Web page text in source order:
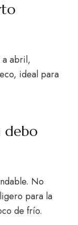
a abril,
ideal para
debo
No
para la
de frío.